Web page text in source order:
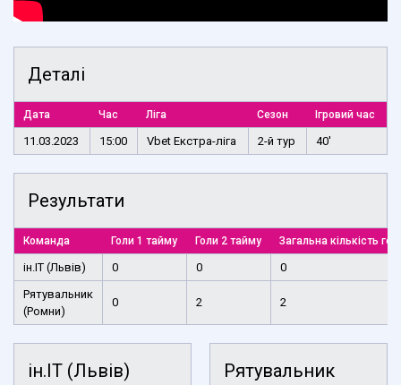
Деталі
Дата Час Ліга Сезон Ігровий час
11.03.2023 15:00 Vbet Екстра-ліга 2-й тур 40'
Результати
Команда Голи 1 тайму Голи 2 тайму Загальна кількість
ін.ІТ (Львів) 0 0
0
Рятувальник
(Ромни)
0 2 2
ін.ІТ (Львів)
Рятувальник